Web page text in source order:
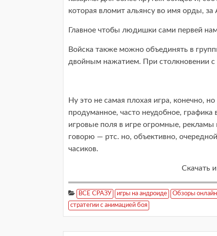
которая вломит альянсу во имя орды, за
Главное чтобы людишки сами первей
Войска также можно объединять в
двойным нажатием. При столкновении с
Ну это не самая плохая игра, конечно,
продуманное, часто неудобное,
игровые поля в игре огромные,
говорю — ртс. но, объективно,
часиков.
Скачать
ВСЕ СРАЗУ игры на андроиде
Обзоры онлайн
стратегии с анимацией боя